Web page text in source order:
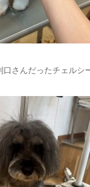
口さんだったチェルシ